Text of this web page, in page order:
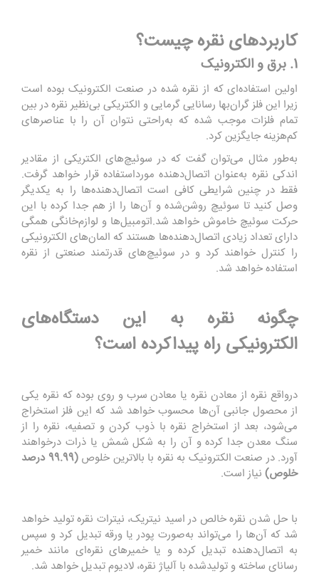
کاربردهای نقره چیست؟
1. برق و الکترونیک
اولین استفاده‌ای که از نقره شده در صنعت الکترونیک بوده است
زیرا این فلز گران‌بها رسانایی گرمایی و الکتریکی بی‌نظیر نقره در بین
تمام فلزات موجب شده که به‌راحتی نتوان آن را با عناصرهای
کم‌هزینه جایگزین کرد.
به‌طور مثال می‌توان گفت که در سوئیچ‌های الکتریکی از مقادیر
اندکی نقره به‌عنوان اتصال‌دهنده مورداستفاده قرار خواهد گرفت.
فقط در چنین شرایطی کافی است اتصال‌دهنده‌ها را به یکدیگر
وصل کنید تا سوئیچ روشن‌شده و آن‌ها را از هم جدا کرده با این
حرکت سوئیچ خاموش خواهد شد.اتومبیل‌ها و لوازم‌خانگی همگی
دارای تعداد زیادی اتصال‌دهنده‌ها هستند که المان‌های الکترونیکی
را کنترل خواهند کرد و در سوئیچ‌های قدرتمند صنعتی از نقره
استفاده خواهد شد.
چگونه نقره به این دستگاه‌های
الکترونیکی راه پیداکرده است؟
درواقع نقره از معادن نقره یا معادن سرب و روی بوده که نقره یکی
از محصول جانبی آن‌ها محسوب خواهد شد که این فلز استخراج
می‌شود، بعد از استخراج نقره با ذوب کردن و تصفیه، نقره را از
سنگ معدن جدا کرده و آن را به شکل شمش یا ذرات درخواهند
آورد. در صنعت الکترونیک به نقره با بالاترین خلوص
(99.99 درصد
خلوص) نیاز است.
با حل شدن نقره خالص در اسید نیتریک، نیترات نقره تولید خواهد
شد که آن‌ها را می‌تواند به‌صورت پودر یا ورقه تبدیل کرد و سپس
به اتصال‌دهنده تبدیل کرده و یا خمیرهای نقره‌ای مانند خمیر
رسانای ساخته و تولیدشده با آلیاژ نقره، لادیوم تبدیل خواهد شد.